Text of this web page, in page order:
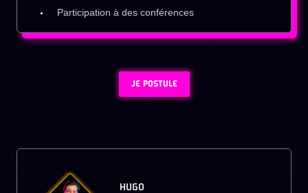
Participation à des conférences
JE POSTULE
HUGO